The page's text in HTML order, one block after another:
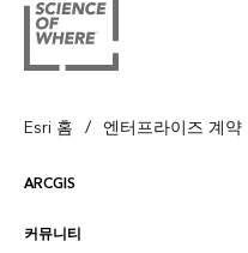
Esri 홈 / 엔터프라이즈 계약
ARCGIS
ArcGIS Overview
커뮤니티